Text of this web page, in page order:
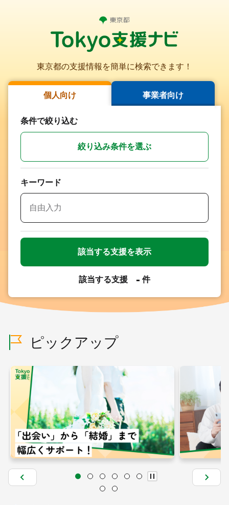
東京都の支援情報を簡単に検索できます！
個人向け 事業者向け
条件で絞り込む
絞り込み条件を選ぶ
キーワード
該当する支援を表示
該当する支援 - 件
ピックアップ